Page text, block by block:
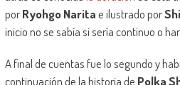
porRyohgo Naritae ilustrado por
inicio no se sabía si sería continuo o
A final de cuentas fue lo segundo y
continuación de la historia de Polka